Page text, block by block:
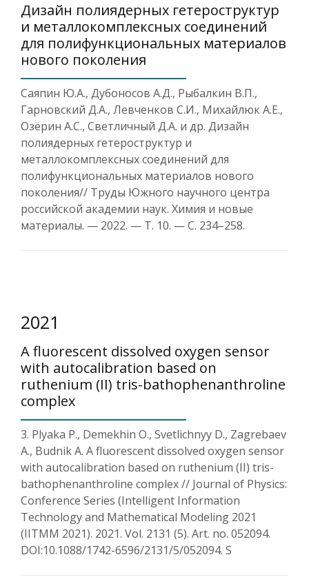
Дизайн полиядерных гетероструктур
и металлокомплексных соединений
для полифункциональных материалов
нового поколения
Саяпин Ю.А., Дубоносов А.Д., Рыбалкин В.П.,
Гарновский Д.А., Левченков С.И., Михайлюк А.Е.,
Озёрин А.С., Светличный Д.А. и др. Дизайн
полиядерных гетероструктур и
металлокомплексных соединений для
полифункциональных материалов нового
поколения// Труды Южного научного центра
российской академии наук. Химия и новые
материалы. — 2022. — Т. 10. — С. 234–258.
2021
A fluorescent dissolved oxygen sensor
with autocalibration based on
ruthenium (II) tris-bathophenanthroline
complex
3. Plyaka P., Demekhin O., Svetlichnyy D., Zagrebaev
A., Budnik A. A fluorescent dissolved oxygen sensor
with autocalibration based on ruthenium (II) tris-
bathophenanthroline complex // Journal of Physics:
Conference Series (Intelligent Information
Technology and Mathematical Modeling 2021
(IITMM 2021). 2021. Vol. 2131 (5). Art. no. 052094.
DOI:10.1088/1742-6596/2131/5/052094. S